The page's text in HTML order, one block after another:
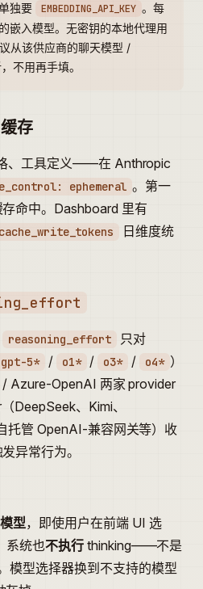
独要 EMBEDDING_API_KEY 。每
嵌入模型。无密钥的本地代理用
从该供应商的聊天模型 /
不用再手填。
存
、工具定义——在 Anthropic
ephemeral 。第一
命中。Dashboard 里有
cache_write_tokens
日维度统
reasoning_effort
只对
gpt-5* / o1* / o3* / o4* ）
Azure-OpenAI 两家 provider
DeepSeek、Kimi、
托管 OpenAI-兼容网关等）收
异常行为。
型，即使用户在前端 UI 选
系统也不执行 thinking——不是
模型选择器换到不支持的模型